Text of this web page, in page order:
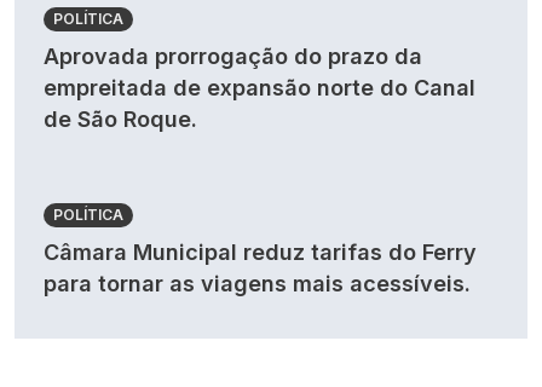
POLÍTICA
Aprovada prorrogação do prazo da
empreitada de expansão norte do Canal
de São Roque.
POLÍTICA
Câmara Municipal reduz tarifas do Ferry
para tornar as viagens mais acessíveis.